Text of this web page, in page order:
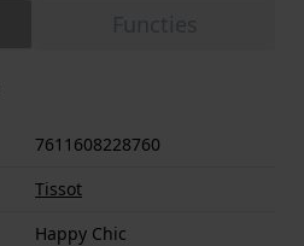
7611608228760
Tissot
Happy Chic